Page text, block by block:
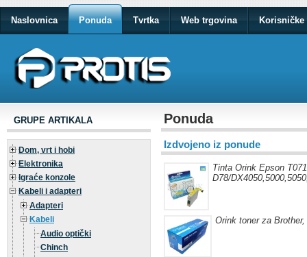
Naslovnica Ponuda Tvrtka Web trgovina Korisničke
GRUPE ARTIKALA
Dom, vrt i hobi
Elektronika
Igraće konzole
Kabeli i adapteri
Adapteri
Kabeli
Audio optički
Chinch
Ponuda
Izdvojeno iz ponude
Tinta Orink Epson
D78/
Orink toner za Brother,